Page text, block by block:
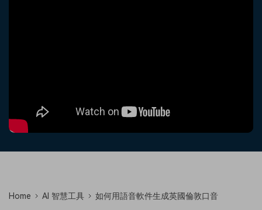
產品信息
Home AI 智慧工具 如何用語音軟件生成英國倫敦口音